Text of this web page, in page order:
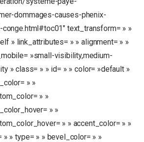
dommages-causes-phenix-
text_transform= » »
» link_attributes= » » alignment= » »
»small-visibility,medium-
» class= » » id= » » color= »default »
» »
» »
» »
» » accent_color= » »
» type= » » bevel_color= » »